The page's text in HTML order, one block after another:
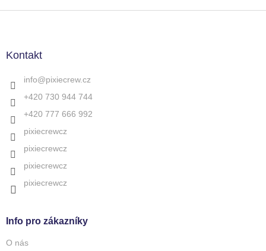
Kontakt
info@pixiecrew.cz
+420 730 944 744
+420 777 666 992
pixiecrewcz
pixiecrewcz
pixiecrewcz
pixiecrewcz
Info pro zákazníky
O nás